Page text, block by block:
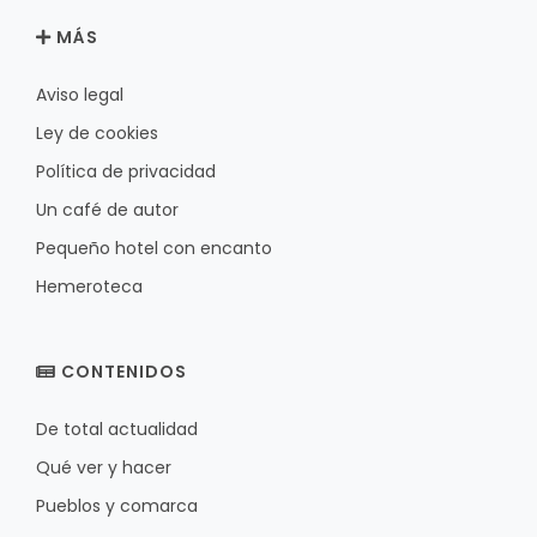
MÁS
Aviso legal
Ley de cookies
Política de privacidad
Un café de autor
Pequeño hotel con encanto
Hemeroteca
CONTENIDOS
De total actualidad
Qué ver y hacer
Pueblos y comarca